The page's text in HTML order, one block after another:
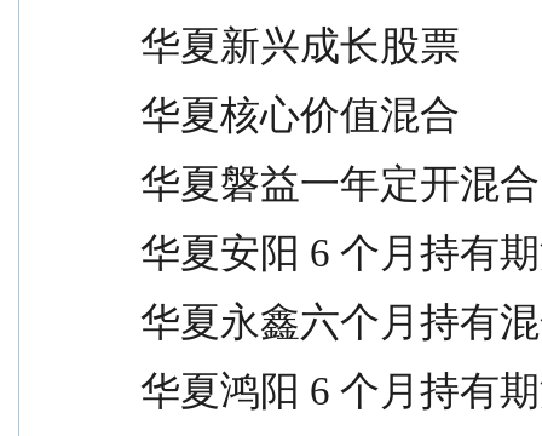
华夏新兴成长股票
华夏核心价值混合
华夏磐益一年定开混合
华夏安阳 6 个月持有期
华夏永鑫六个月持有混
华夏鸿阳 6 个月持有期